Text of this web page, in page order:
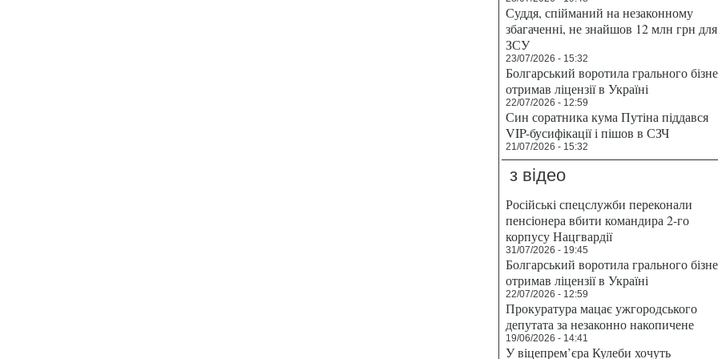
Суддя, спійманий на незаконному
збагаченні, не знайшов 12 млн грн для
ЗСУ
23/07/2026 - 15:32
Болгарський воротила грального
отримав ліцензії в Україні
22/07/2026 - 12:59
Син соратника кума Путіна піддався
VIP-бусифікації і пішов в СЗЧ
21/07/2026 - 15:32
з відео
Російські спецслужби переконали
пенсіонера вбити командира 2-го
корпусу Нацгвардії
31/07/2026 - 19:45
Болгарський воротила грального
отримав ліцензії в Україні
22/07/2026 - 12:59
Прокуратура мацає ужгородського
депутата за незаконно накопичене
19/06/2026 - 14:41
У віцепрем’єра Кулеби хочуть